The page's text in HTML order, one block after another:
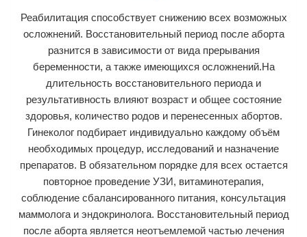
Реабилитация способствует снижению всех возможных
осложнений. Восстановительный период после аборта
разнится в зависимости от вида прерывания
беременности, а также имеющихся осложнений.На
длительность восстановительного периода и
результативность влияют возраст и общее состояние
здоровья, количество родов и перенесенных абортов.
Гинеколог подбирает индивидуально каждому объём
необходимых процедур, исследований и назначение
препаратов. В обязательном порядке для всех остается
повторное проведение УЗИ, витаминотерапия,
соблюдение сбалансированного питания, консультация
маммолога и эндокринолога. Восстановительный период
после аборта является неотъемлемой частью лечения